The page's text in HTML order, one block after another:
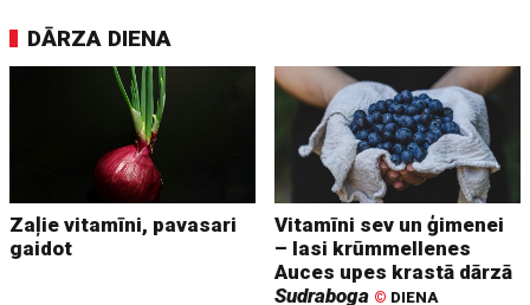
DĀRZA DIENA
Zaļie vitamīni, pavasari
gaidot
Vitamīni sev un ģimenei
– lasi krūmmellenes
Auces upes krastā dārzā
Sudraboga © DIENA